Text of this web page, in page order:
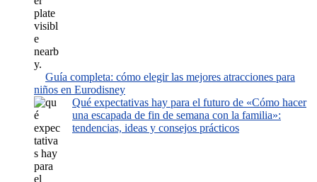
Guía completa: cómo elegir las mejores atracciones para
niños en Eurodisney
Qué expectativas hay para el futuro de «Cómo hacer
una escapada de fin de semana con la familia»:
tendencias, ideas y consejos prácticos